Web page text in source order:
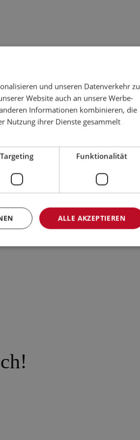
und unseren Datenverkehr zu
Website auch an unsere Werbe-
Informationen kombinieren, die
Nutzung ihrer Dienste gesammelt
Targeting Funktionalität
ALLE AKZEPTIEREN